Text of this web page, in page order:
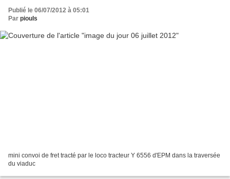
Publié le 06/07/2012 à 05:01
Par piouls
mini convoi de fret tracté par le loco tracteur Y 6556 d'EPM dans la traversée
du viaduc